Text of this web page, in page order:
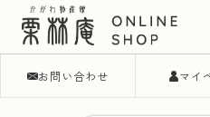
お問い合わせ マイ